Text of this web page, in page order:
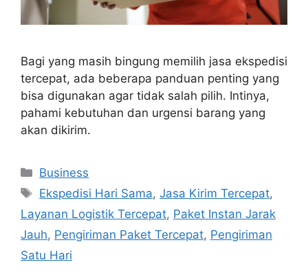
Bagi yang masih bingung memilih jasa ekspedisi
tercepat, ada beberapa panduan penting yang
bisa digunakan agar tidak salah pilih. Intinya,
pahami kebutuhan dan urgensi barang yang
akan dikirim.
Categories
Business
Tags
Ekspedisi Hari Sama,Jasa Kirim Tercepat,
Layanan Logistik Tercepat, Paket Instan Jarak
Jauh, Pengiriman Paket Tercepat, Pengiriman
Satu Hari